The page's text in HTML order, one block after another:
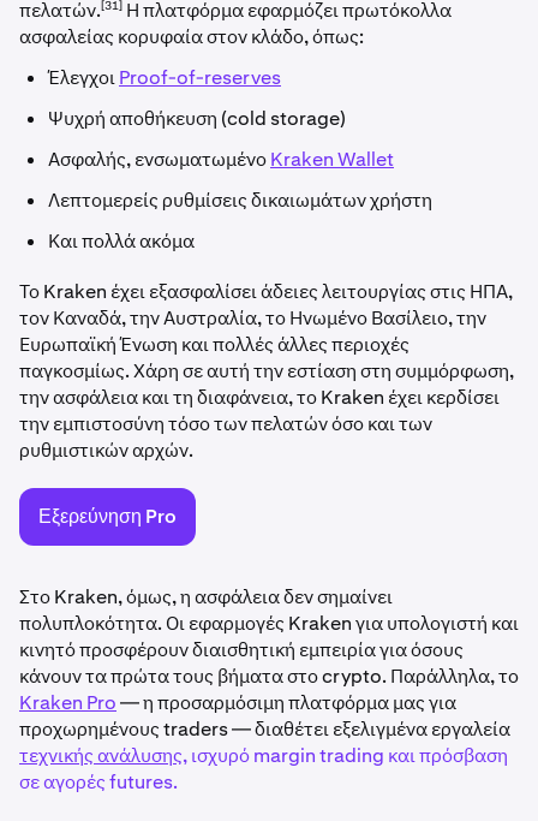
πελατών. [31] Η πλατφόρμα εφαρμόζει πρωτόκολλα
ασφαλείας κορυφαία στον κλάδο, όπως:
ΈλεγχοιProof-of-reserves
Ψυχρή αποθήκευση (cold storage)
Ασφαλής, ενσωματωμένοKraken Wallet
Λεπτομερείς ρυθμίσεις δικαιωμάτων χρήστη
Και πολλά ακόμα
Το Kraken έχει εξασφαλίσει άδειες λειτουργίας στις ΗΠΑ,
τον Καναδά, την Αυστραλία, το Ηνωμένο Βασίλειο, την
Ευρωπαϊκή Ένωση και πολλές άλλες περιοχές
παγκοσμίως. Χάρη σε αυτή την εστίαση στη συμμόρφωση,
την ασφάλεια και τη διαφάνεια, το Kraken έχει κερδίσει
την εμπιστοσύνη τόσο των πελατών όσο και των
ρυθμιστικών αρχών.
Εξερεύνηση Pro
Στο Kraken, όμως, η ασφάλεια δεν σημαίνει
πολυπλοκότητα. Οι εφαρμογές Kraken για υπολογιστή και
κινητό προσφέρουν διαισθητική εμπειρία για όσους
κάνουν τα πρώτα τους βήματα στο crypto. Παράλληλα, το
Kraken Pro— η προσαρμόσιμη πλατφόρμα μας για
προχωρημένους traders — διαθέτει εξελιγμένα εργαλεία
τεχνικής ανάλυσης, ισχυρό margin trading και πρόσβαση
σε αγορές futures.